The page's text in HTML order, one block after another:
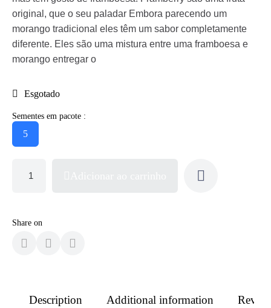
original, que o seu paladar Embora parecendo um
morango tradicional eles têm um sabor completamente
diferente. Eles são uma mistura entre uma framboesa e
morango entregar o
Esgotado
Sementes em pacote :
5
Share on
Description Additional information